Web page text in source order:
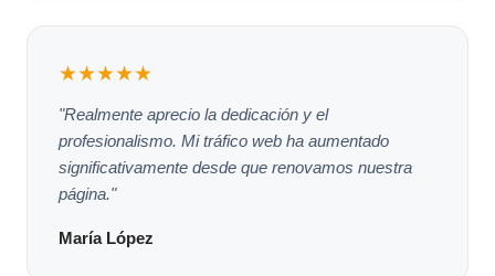
★★★★★
"Realmente aprecio la dedicación y el
profesionalismo. Mi tráfico web ha aumentado
significativamente desde que renovamos nuestra
página."
María López